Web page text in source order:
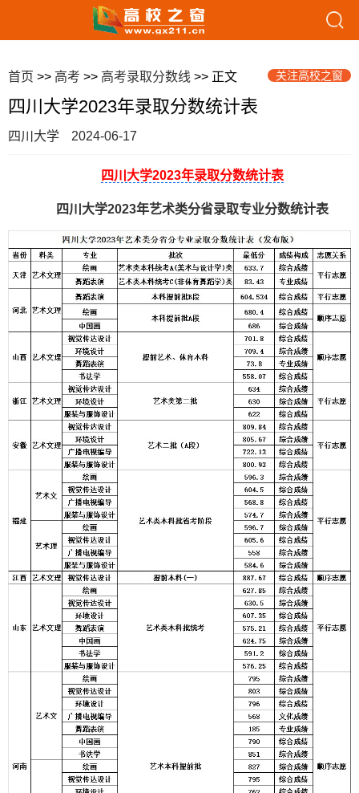
首页 >> 高考 >> 高考录取分数线 >> 正文 关注高校之窗
四川大学2023年录取分数统计表
四川大学 2024-06-17
四川大学2023年录取分数统计表
四川大学2023年艺术类分省录取专业分数统计表